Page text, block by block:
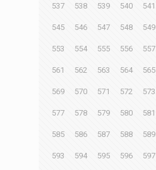
537 538 539 540 541
545 546 547 548 549
553 554 555 556 557
561 562 563 564 565
569 570 571 572 573
577 578 579 580 581
585 586 587 588 589
593 594 595 596 597